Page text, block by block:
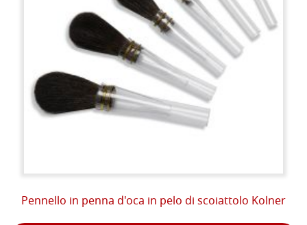
Pennello in penna d'oca in pelo di scoiattolo Kolner